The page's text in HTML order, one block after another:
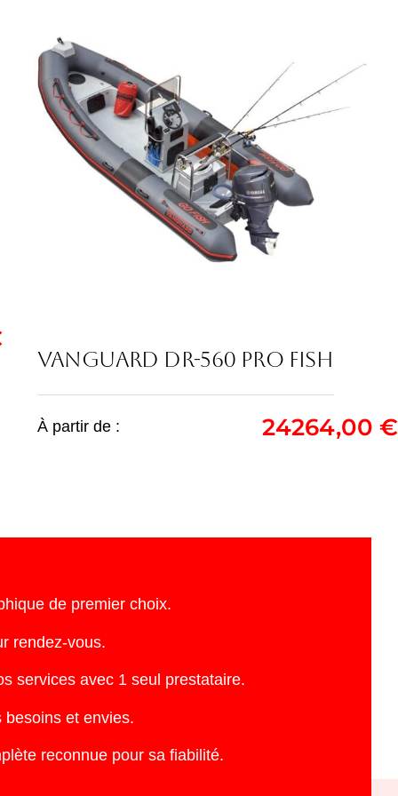
24264,00€
VANGUARD DR-560 PRO FISH
À partir de : 24264,00 €
de premier choix.
rendez-vous.
services avec 1 seul prestataire.
besoins et envies.
reconnue pour sa fiabilité.